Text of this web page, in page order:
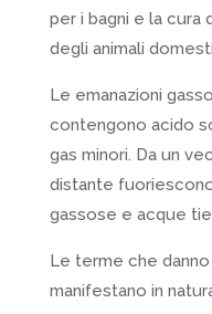
per i bagni e la cura
degli animali
Le emanazioni
contengono acido
gas minori. Da un
distante
gassose e acque
Le terme che danno
manifestano in